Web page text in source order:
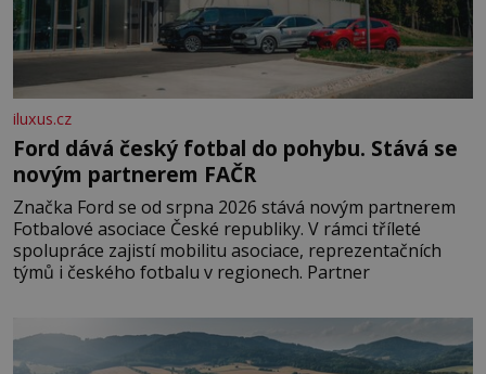
iluxus.cz
Ford dává český fotbal do pohybu. Stává se
novým partnerem FAČR
Značka Ford se od srpna 2026 stává novým partnerem
Fotbalové asociace České republiky. V rámci tříleté
spolupráce zajistí mobilitu asociace, reprezentačních
týmů i českého fotbalu v regionech. Partner